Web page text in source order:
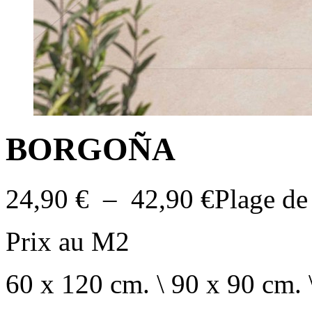
BORGOÑA
24,90 € – 42,90 €Plage
Prix au M2
60 x 120 cm. \ 90 x 90 cm.